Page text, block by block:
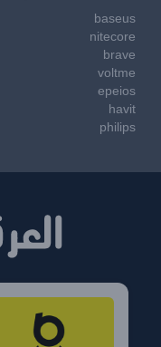
baseus
nitecore
brave
voltme
epeios
havit
philips